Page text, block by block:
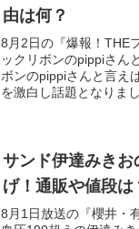
由は何？
8月2日の『爆報！THE
ックリボンのpippiさん
ボンのpippiさんと言え
を激白し話題となりま
サンド伊達みき
げ！通販や値段は
8月1日放送の『櫻井・